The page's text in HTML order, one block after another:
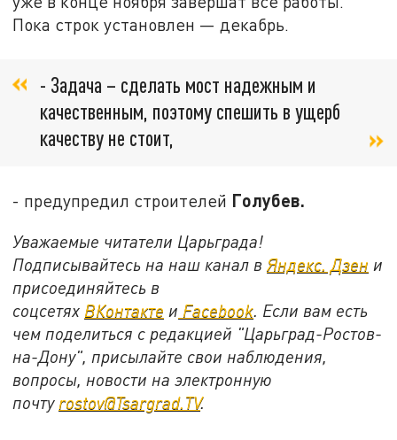
Пока строк установлен — декабрь.
- Задача – сделать мост надежным и
качественным, поэтому спешить в ущерб
качеству не стоит,
- предупредил строителей Голубев.
Уважаемые читатели Царьграда!
Подписывайтесь на наш канал вЯндекс. Дзен и
присоединяйтесь в
соцсетях ВКонтакте и Facebook. Если вам есть
чем поделиться с редакцией "Царьград-Ростов-
на-Дону", присылайте свои наблюдения,
вопросы, новости на электронную
почту rostov@Tsargrad.TV.